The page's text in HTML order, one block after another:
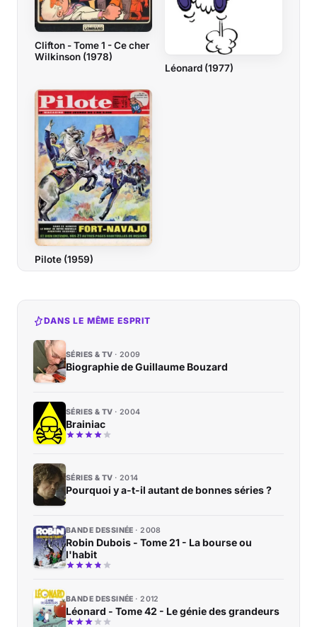
Clifton - Tome 1 - Ce cher
Wilkinson (1978)
Léonard (1977)
Pilote (1959)
DANS LE MÊME ESPRIT
SÉRIES & TV 2009
Biographie de Guillaume Bouzard
SÉRIES & TV 2004
Brainiac
SÉRIES & TV 2014
Pourquoi y a-t-il autant de bonnes séries ?
BANDE DESSINÉE 2008
Robin Dubois - Tome 21 - La bourse ou
l'habit
BANDE DESSINÉE 2012
Léonard - Tome 42 - Le génie des grandeurs